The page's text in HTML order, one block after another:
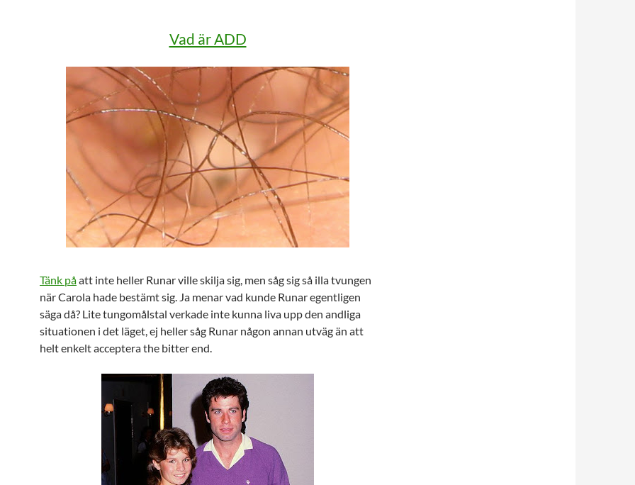
Vad är ADD
Tänk påatt inte heller Runar ville skilja sig, men såg sig så illa tvungen
när Carola hade bestämt sig. Ja menar vad kunde Runar egentligen
säga då? Lite tungomålstal verkade inte kunna liva upp den andliga
situationen i det läget, ej heller såg Runar någon annan utväg än att
helt enkelt acceptera the bitter end.